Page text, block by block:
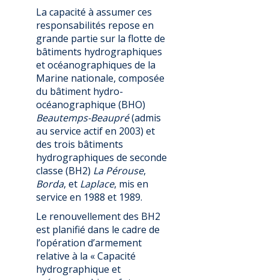
La capacité à assumer ces
responsabilités repose en
grande partie sur la flotte de
bâtiments hydrographiques
et océanographiques de la
Marine nationale, composée
du bâtiment hydro-
océanographique (BHO)
Beautemps-Beaupré(admis
au service actif en 2003) et
des trois bâtiments
hydrographiques de seconde
classe (BH2) La Pérouse,
Borda, et Laplace, mis en
service en 1988 et 1989.
Le renouvellement des BH2
est planifié dans le cadre de
l’opération d’armement
relative à la « Capacité
hydrographique et